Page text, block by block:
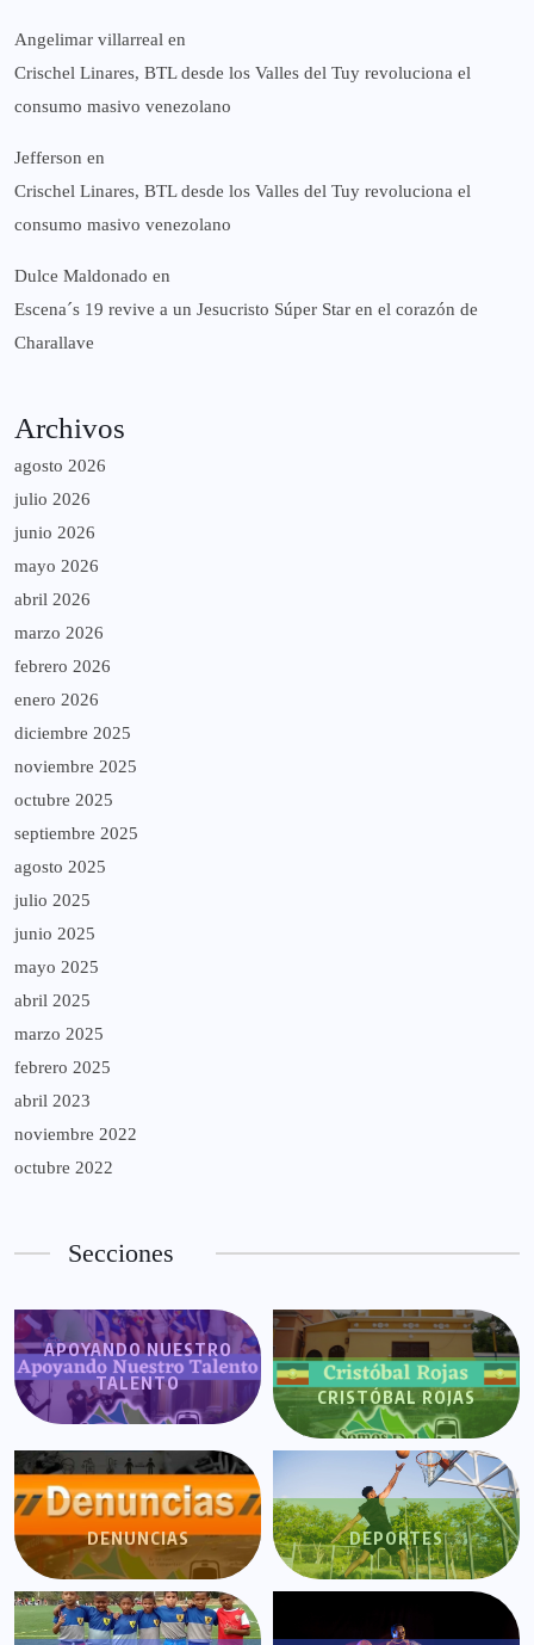
Angelimar villarreal en
Crischel Linares, BTL desde los Valles del Tuy revoluciona el
consumo masivo venezolano
Jefferson en
Crischel Linares, BTL desde los Valles del Tuy revoluciona el
consumo masivo venezolano
Dulce Maldonado en
Escena´s 19 revive a un Jesucristo Súper Star en el corazón de
Charallave
Archivos
agosto 2026
julio 2026
junio 2026
mayo 2026
abril 2026
marzo 2026
febrero 2026
enero 2026
diciembre 2025
noviembre 2025
octubre 2025
septiembre 2025
agosto 2025
julio 2025
junio 2025
mayo 2025
abril 2025
marzo 2025
febrero 2025
abril 2023
noviembre 2022
octubre 2022
Secciones
APOYANDO NUESTRO
TALENTO
CRISTÓBAL ROJAS
DENUNCIAS DEPORTES